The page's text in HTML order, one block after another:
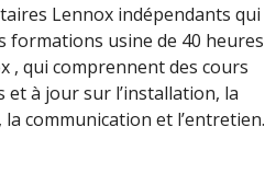
Lennox indépendants qui
formations usine de 40 heures
, qui comprennent des cours
et à jour sur l’installation, la
communication et l’entretien.